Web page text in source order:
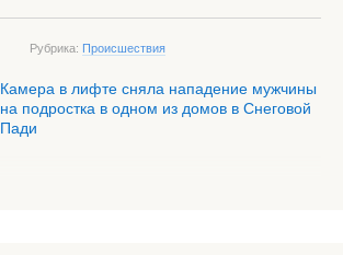
Рубрика: Происшествия
Камера в лифте сняла нападение мужчины
на подростка в одном из домов в Снеговой
Пади